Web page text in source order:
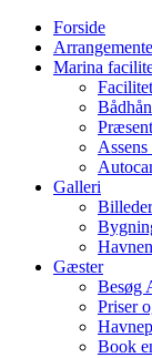
Forside
Marina
Galleri
Gæster
Besøg
Priser
Book